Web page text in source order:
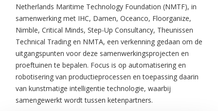
Netherlands Maritime Technology Foundation (NMTF), in
samenwerking met IHC, Damen, Oceanco, Floorganize,
Nimble, Critical Minds, Step-Up Consultancy, Theunissen
Technical Trading en NMTA, een verkenning gedaan om de
uitgangspunten voor deze samenwerkingsprojecten en
proeftuinen te bepalen. Focus is op automatisering en
robotisering van productieprocessen en toepassing daarin
van kunstmatige intelligentie technologie, waarbij
samengewerkt wordt tussen ketenpartners.